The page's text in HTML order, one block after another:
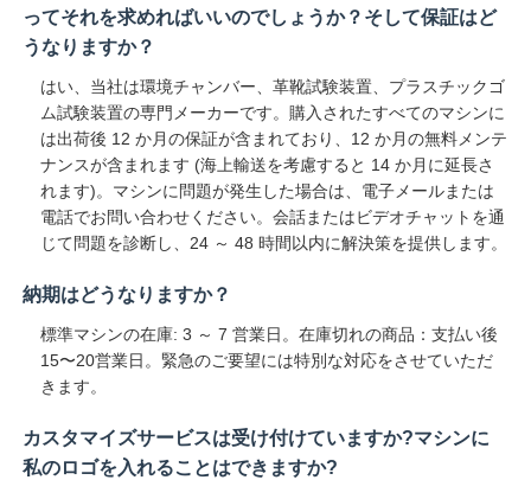
ってそれを求めればいいのでしょうか？そして保証はど
うなりますか？
はい、当社は環境チャンバー、革靴試験装置、プラスチックゴ
ム試験装置の専門メーカーです。購入されたすべてのマシンに
は出荷後 12 か月の保証が含まれており、12 か月の無料メンテ
ナンスが含まれます (海上輸送を考慮すると 14 か月に延長さ
れます)。マシンに問題が発生した場合は、電子メールまたは
電話でお問い合わせください。会話またはビデオチャットを通
じて問題を診断し、24 ～ 48 時間以内に解決策を提供します。
納期はどうなりますか？
標準マシンの在庫: 3 ～ 7 営業日。在庫切れの商品：支払い後
15〜20営業日。緊急のご要望には特別な対応をさせていただ
きます。
カスタマイズサービスは受け付けていますか?マシンに
私のロゴを入れることはできますか?